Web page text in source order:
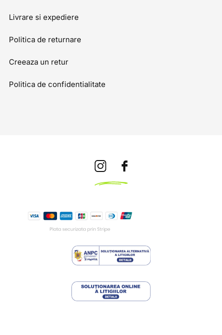
Livrare si expediere
Politica de returnare
Creeaza un retur
Politica de confidentialitate